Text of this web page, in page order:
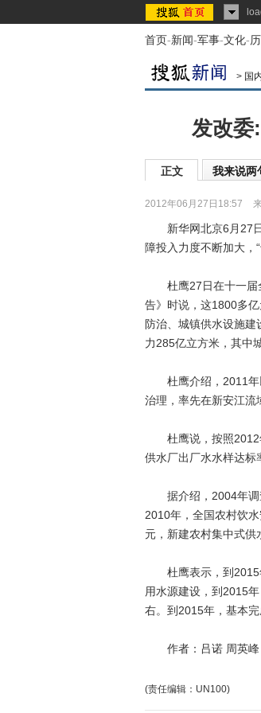
首页-新闻-军事-文化-
> 国
发改委
正文 我来说两
2012年06月27日18:57
新华网北京6月27日
障投入力度不断加大，
杜鹰27日在十一届全
告》时说，这1800多
防治、城镇供水设施建
力285亿立方米，其中
杜鹰介绍，2011年
治理，率先在新安江流
杜鹰说，按照2012
供水厂出厂水水样达标
据介绍，2004年调
2010年，全国农村饮
元，新建农村集中式供
杜鹰表示，到2015
用水源建设，到2015
右。到2015年，基本
作者：吕诺 周英峰
(责任编辑：UN100)